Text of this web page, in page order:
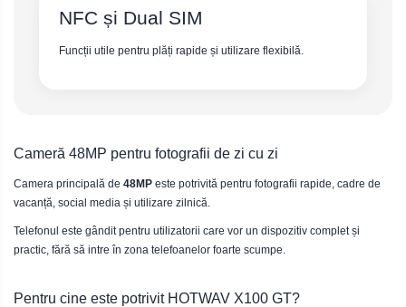
NFC și Dual SIM
Funcții utile pentru plăți rapide și utilizare flexibilă.
Cameră 48MP pentru fotografii de zi cu zi
Camera principală de 48MP este potrivită pentru fotografii rapide, cadre de
vacanță, social media și utilizare zilnică.
Telefonul este gândit pentru utilizatorii care vor un dispozitiv complet și
practic, fără să intre în zona telefoanelor foarte scumpe.
Pentru cine este potrivit HOTWAV X100 GT?